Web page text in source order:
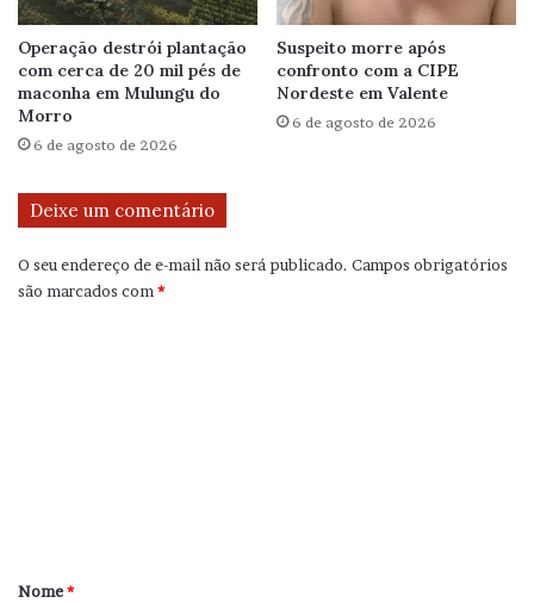
Operação destrói plantação
com cerca de 20 mil pés de
maconha em Mulungu do
Morro
6 de agosto de 2026
Suspeito morre após
confronto com a CIPE
Nordeste em Valente
6 de agosto de 2026
Deixe um comentário
O seu endereço de e-mail não será publicado. Campos obrigatórios
são marcados com *
r
Nome*